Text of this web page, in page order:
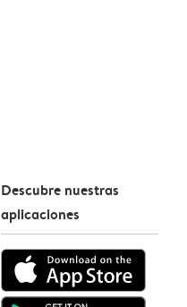
Descubre nuestras
aplicaciones